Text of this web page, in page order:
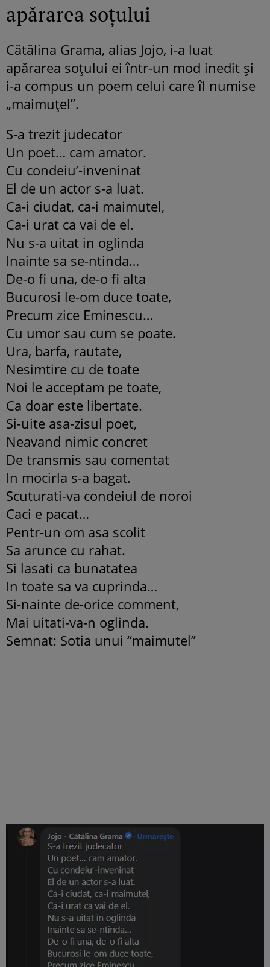
apărarea soțului
Cătălina Grama, alias Jojo, i-a luat
apărarea soțului ei într-un mod inedit și
i-a compus un poem celui care îl numise
„maimuțel”.
S-a trezit judecator
Un poet… cam amator.
Cu condeiu’-inveninat
El de un actor s-a luat.
Ca-i ciudat, ca-i maimutel,
Ca-i urat ca vai de el.
Nu s-a uitat in oglinda
Inainte sa se-ntinda…
De-o fi una, de-o fi alta
Bucurosi le-om duce toate,
Precum zice Eminescu…
Cu umor sau cum se poate.
Ura, barfa, rautate,
Nesimtire cu de toate
Noi le acceptam pe toate,
Ca doar este libertate.
Si-uite asa-zisul poet,
Neavand nimic concret
De transmis sau comentat
In mocirla s-a bagat.
Scuturati-va condeiul de noroi
Caci e pacat…
Pentr-un om asa scolit
Sa arunce cu rahat.
Si lasati ca bunatatea
In toate sa va cuprinda…
Si-nainte de-orice comment,
Mai uitati-va-n oglinda.
Semnat: Sotia unui “maimutel”